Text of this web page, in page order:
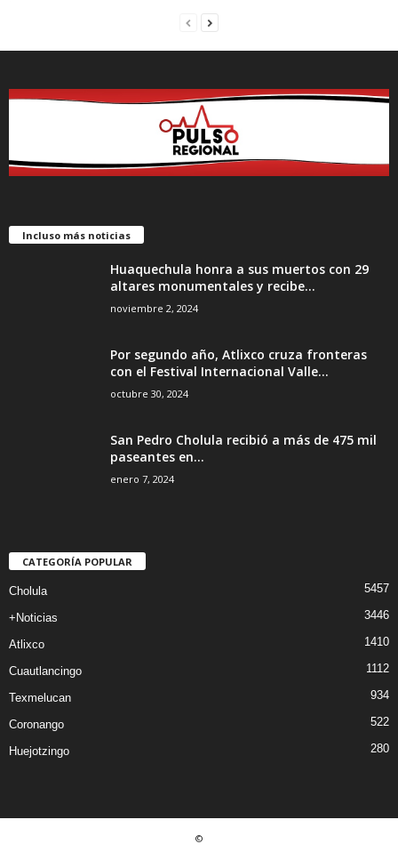
Incluso más noticias
Huaquechula honra a sus muertos con 29
altares monumentales y recibe...
noviembre 2, 2024
Por segundo año, Atlixco cruza fronteras
con el Festival Internacional Valle...
octubre 30, 2024
San Pedro Cholula recibió a más de 475 mil
paseantes en...
enero 7, 2024
CATEGORÍA POPULAR
Cholula 5457
+Noticias 3446
Atlixco 1410
Cuautlancingo 1112
Texmelucan 934
Coronango 522
Huejotzingo 280
©